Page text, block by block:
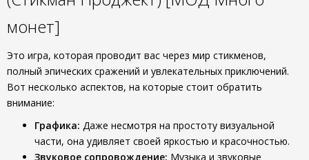
монет]
Это игра, которая проводит вас через мир стикменов,
полный эпических сражений и увлекательных приключений.
Вот несколько аспектов, на которые стоит обратить
внимание:
Графика: Даже несмотря на простоту визуальной
части, она удивляет своей яркостью и красочностью.
Звуковое сопровождение: Музыка и звуковые